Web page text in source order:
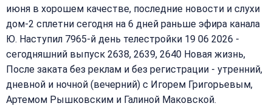
июня в хорошем качестве, последние новости и слухи
дом-2 сплетни сегодня на 6 дней раньше эфира канала
Ю. Наступил 7965-й день телестройки 19 06 2026 -
сегодняшний выпуск 2638, 2639, 2640 Новая жизнь,
После заката без реклам и без регистрации - утренний,
дневной и ночной (вечерний) с Игорем Григорьевым,
Артемом Рышковским и Галиной Маковской.